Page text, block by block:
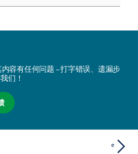
容有任何问题 – 打字错误、遗漏步
们！
e